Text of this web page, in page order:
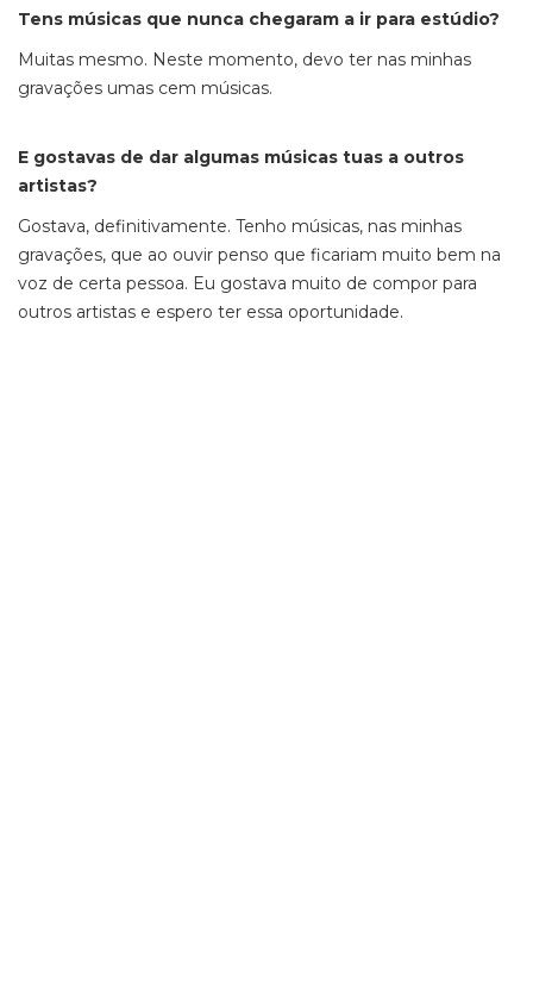
Tens músicas que nunca chegaram a ir para estúdio?
Muitas mesmo. Neste momento, devo ter nas minhas
gravações umas cem músicas.
E gostavas de dar algumas músicas tuas a outros
artistas?
Gostava, definitivamente. Tenho músicas, nas minhas
gravações, que ao ouvir penso que ficariam muito bem na
voz de certa pessoa. Eu gostava muito de compor para
outros artistas e espero ter essa oportunidade.